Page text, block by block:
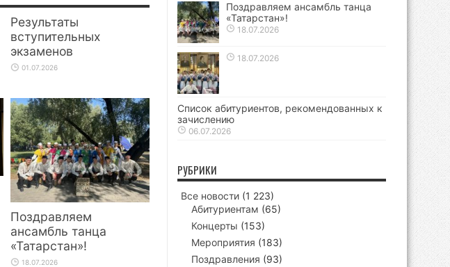
Результаты
вступительных
экзаменов
01.07.2026
Поздравляем
ансамбль танца
«Татарстан»!
18.07.2026
Поздравляем ансамбль танца
«Татарстан»!
18.07.2026
18.07.2026
Список абитуриентов, рекомендованных к
зачислению
06.07.2026
РУБРИКИ
Все новости (1 223)
Абитуриентам (65)
Концерты (153)
Мероприятия (183)
Поздравления (93)